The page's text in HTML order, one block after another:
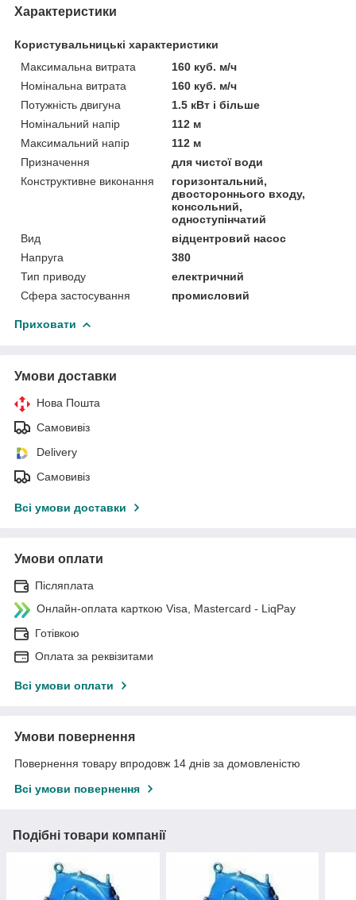
Характеристики
Користувальницькі характеристики
Максимальна витрата
160 куб. м/ч
Номінальна витрата
160 куб. м/ч
Потужність двигуна
1.5 кВт і більше
Номінальний напір
112 м
Максимальний напір
112 м
Призначення
для чистої води
Конструктивне виконання
горизонтальний,
двостороннього входу,
консольний,
одноступінчатий
Вид
відцентровий насос
Напруга
380
Тип приводу
електричний
Сфера застосування
промисловий
Приховати
Умови доставки
Нова Пошта
Самовивіз
Delivery
Самовивіз
Всі умови доставки
Умови оплати
Післяплата
Онлайн-оплата карткою Visa, Mastercard - LiqPay
Готівкою
Оплата за реквізитами
Всі умови оплати
Умови повернення
Повернення товару впродовж 14 днів за домовленістю
Всі умови повернення
Подібні товари компанії